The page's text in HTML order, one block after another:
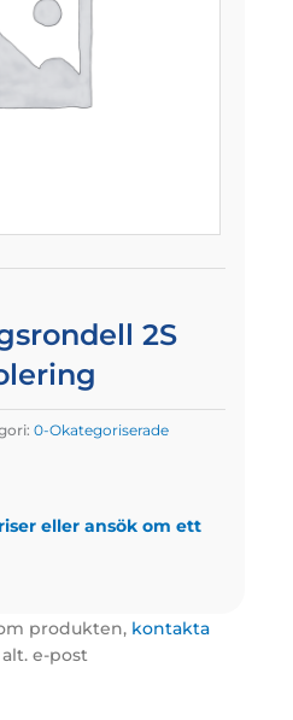
2S
0-Okategoriserade
eller ansök om ett
produkten, kontakta
alt. e-post